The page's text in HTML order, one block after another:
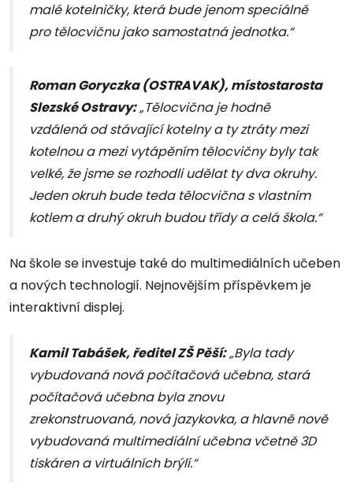
malé kotelničky, která bude jenom speciálně
pro tělocvičnu jako samostatná jednotka.“
Roman Goryczka (OSTRAVAK), místostarosta
Slezské Ostravy:„Tělocvična je hodně
vzdálená od stávající kotelny a ty ztráty mezi
kotelnou a mezi vytápěním tělocvičny byly tak
velké, že jsme se rozhodli udělat ty dva okruhy.
Jeden okruh bude teda tělocvična s vlastním
kotlem a druhý okruh budou třídy a celá škola.“
Na škole se investuje také do multimediálních učeben
a nových technologií. Nejnovějším příspěvkem je
interaktivní displej.
Kamil Tabášek, ředitel ZŠ Pěší:„Byla tady
vybudovaná nová počítačová učebna, stará
počítačová učebna byla znovu
zrekonstruovaná, nová jazykovka, a hlavně nově
vybudovaná multimediální učebna včetně 3D
tiskáren a virtuálních brýlí.“